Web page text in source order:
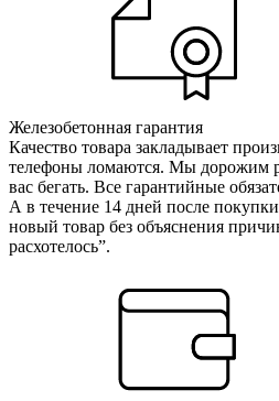
Железобетонная гарантия
Качество товара закладывает
телефоны ломаются. Мы дорожим
вас бегать. Все гарантийные
А в течение 14 дней после
новый товар без объяснения
расхотелось”.